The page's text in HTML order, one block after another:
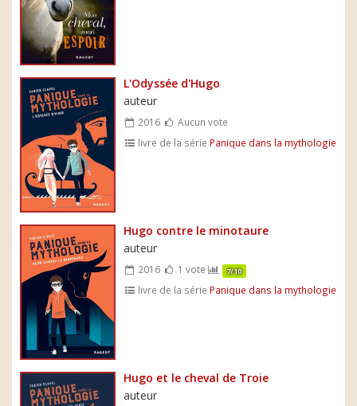
L'Odyssée d'Hugo
auteur
2016
Aucun vote
livre de la série Panique dans la mythologie
Hugo contre le minotaure
auteur
2016 1 vote 7/10
livre de la série Panique dans la mythologie
Hugo et le cheval de Troie
auteur